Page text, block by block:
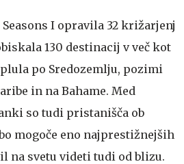
I opravila 32 križarjenj
130 destinacij v več kot
po Sredozemlju, pozimi
in na Bahame. Med
so tudi pristanišča ob
mogoče eno najprestižnejših
na svetu videti tudi od blizu.